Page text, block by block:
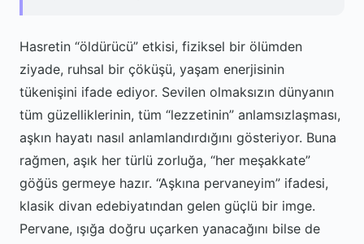
Hasretin “öldürücü” etkisi, fiziksel bir ölümden
ziyade, ruhsal bir çöküşü, yaşam enerjisinin
tükenişini ifade ediyor. Sevilen olmaksızın dünyanın
tüm güzelliklerinin, tüm “lezzetinin” anlamsızlaşması,
aşkın hayatı nasıl anlamlandırdığını gösteriyor. Buna
rağmen, aşık her türlü zorluğa, “her meşakkate”
göğüs germeye hazır. “Aşkına pervaneyim” ifadesi,
klasik divan edebiyatından gelen güçlü bir imge.
Pervane, ışığa doğru uçarken yanacağını bilse de